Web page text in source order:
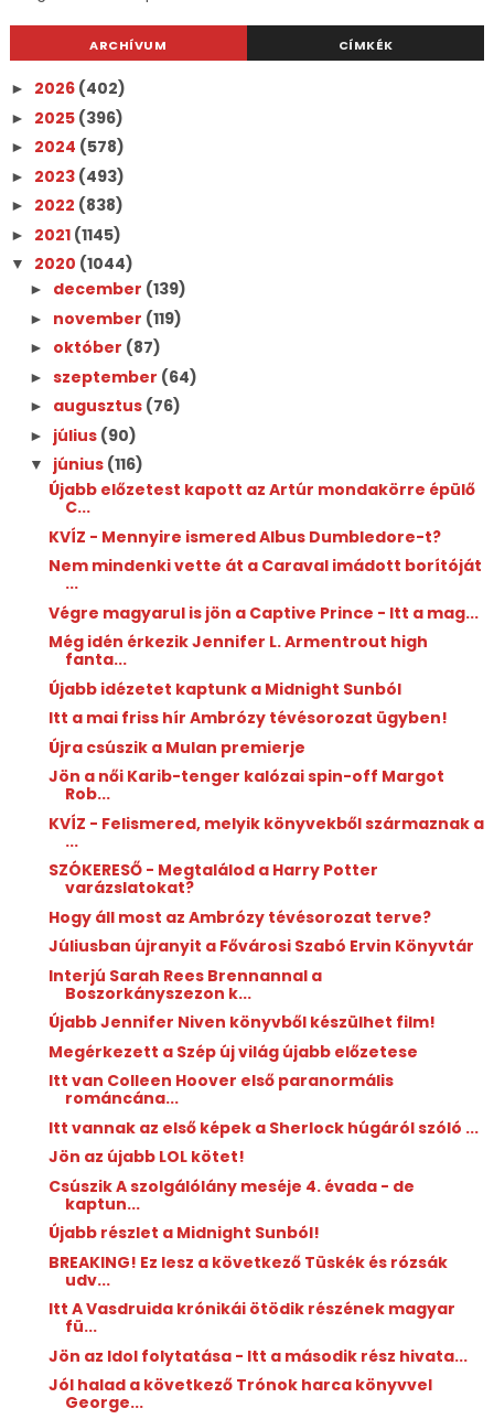
ARCHÍVUM CÍMKÉK
► 2026 (402)
► 2025 (396)
► 2024 (578)
► 2023 (493)
► 2022 (838)
► 2021 (1145)
▼ 2020 (1044)
► december (139)
► november (119)
► október (87)
► szeptember (64)
► augusztus (76)
► július (90)
▼ június (116)
Újabb előzetest kapott az Artúr mondakörre épülő
C...
KVÍZ - Mennyire ismered Albus Dumbledore-t?
Nem mindenki vette át a Caraval imádott borítóját
...
Végre magyarul is jön a Captive Prince - Itt a mag...
Még idén érkezik Jennifer L. Armentrout high
fanta...
Újabb idézetet kaptunk a Midnight Sunból
Itt a mai friss hír Ambrózy tévésorozat ügyben!
Újra csúszik a Mulan premierje
Jön a női Karib-tenger kalózai spin-off Margot
Rob...
KVÍZ - Felismered, melyik könyvekből származnak a
...
SZÓKERESŐ - Megtalálod a Harry Potter
varázslatokat?
Hogy áll most az Ambrózy tévésorozat terve?
Júliusban újranyit a Fővárosi Szabó Ervin Könyvtár
Interjú Sarah Rees Brennannal a
Boszorkányszezon k...
Újabb Jennifer Niven könyvből készülhet film!
Megérkezett a Szép új világ újabb előzetese
Itt van Colleen Hoover első paranormális
románcána...
Itt vannak az első képek a Sherlock húgáról szóló ...
Jön az újabb LOL kötet!
Csúszik A szolgálólány meséje 4. évada - de
kaptun...
Újabb részlet a Midnight Sunból!
BREAKING! Ez lesz a következő Tüskék és rózsák
udv...
Itt A Vasdruida krónikái ötödik részének magyar
fü...
Jön az Idol folytatása - Itt a második rész hivata...
Jól halad a következő Trónok harca könyvvel
George...